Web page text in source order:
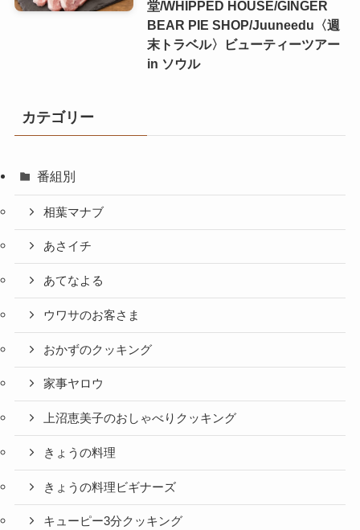
堂/WHIPPED HOUSE/GINGER
BEAR PIE SHOP/Juuneedu〈週
末トラベル〉ビューティーツアー
in ソウル
カテゴリー
番組別
相葉マナブ
あさイチ
あてなよる
ウワサのお客さま
おかずのクッキング
家事ヤロウ
上沼恵美子のおしゃべりクッキング
きょうの料理
きょうの料理ビギナーズ
キューピー3分クッキング